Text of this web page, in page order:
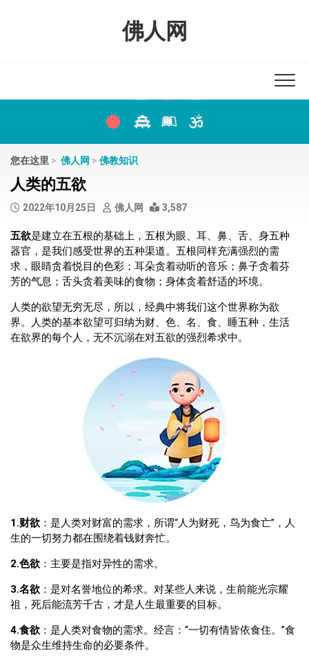
佛人网
您在这里 > 佛人网 > 佛教知识
人类的五欲
2022年10月25日 佛人网 3,587
五欲是建立在五根的基础上，五根为眼、耳、鼻、舌、身五种
器官，是我们感受世界的五种渠道。五根同样充满强烈的需
求，眼睛贪着悦目的色彩；耳朵贪着动听的音乐；鼻子贪着芬
芳的气息；舌头贪着美味的食物；身体贪着舒适的环境。
人类的欲望无穷无尽，所以，经典中将我们这个世界称为欲
界。人类的基本欲望可归纳为财、色、名、食、睡五种，生活
在欲界的每个人，无不沉溺在对五欲的强烈希求中。
1.财欲 ：是人类对财富的需求，所谓“人为财死，鸟为食亡”，人
生的一切努力都在围绕着钱财奔忙。
2.色欲 ：主要是指对异性的需求。
3.名欲 ：是对名誉地位的希求。对某些人来说，生前能光宗耀
祖，死后能流芳千古，才是人生最重要的目标。
4.食欲 ：是人类对食物的需求。经言：“一切有情皆依食住。”食
物是众生维持生命的必要条件。